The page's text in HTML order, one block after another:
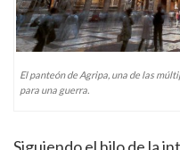
El panteón de Agripa, una de las
para una guerra.